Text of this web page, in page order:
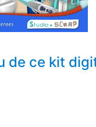
de ce kit